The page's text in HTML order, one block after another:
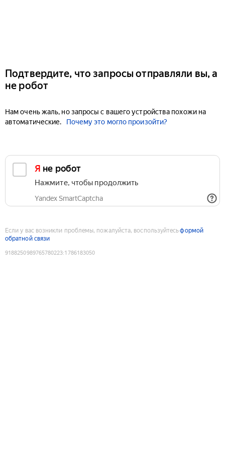
Подтвердите, что запросы отправляли вы, а
не робот
Нам очень жаль, но запросы с вашего устройства похожи на
автоматические.
Почему это могло произойти?
Я не робот
Нажмите, чтобы продолжить
Yandex SmartCaptcha
Если у вас возникли проблемы, пожалуйста, воспользуйтесьформой
обратной связи
9188250989765780223:1786183050